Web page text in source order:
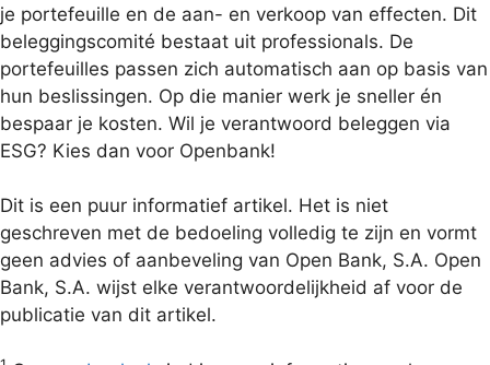
je portefeuille en de aan- en verkoop van effecten. Dit
beleggingscomité bestaat uit professionals. De
portefeuilles passen zich automatisch aan op basis van
hun beslissingen. Op die manier werk je sneller én
bespaar je kosten. Wil je verantwoord beleggen via
ESG? Kies dan voor Openbank!
Dit is een puur informatief artikel. Het is niet
geschreven met de bedoeling volledig te zijn en vormt
geen advies of aanbeveling van Open Bank, S.A. Open
Bank, S.A. wijst elke verantwoordelijkheid af voor de
publicatie van dit artikel.